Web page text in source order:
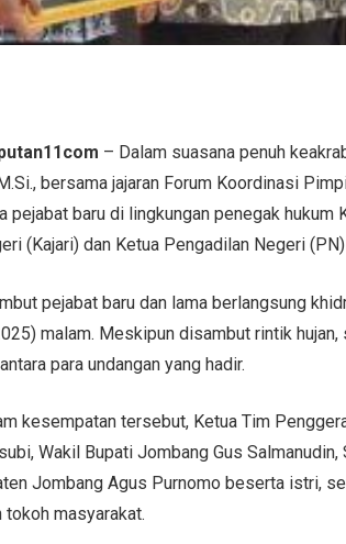
– Dalam suasana penuh
bersama jajaran Forum Koordinasi
pejabat baru di lingkungan penegak hukum
(Kajari) dan Ketua Pengadilan Negeri
pejabat baru dan lama berlangsung
malam. Meskipun disambut rintik hujan,
para undangan yang hadir.
kesempatan tersebut, Ketua Tim
Wakil Bupati Jombang Gus
Jombang Agus Purnomo beserta istri,
tokoh masyarakat.